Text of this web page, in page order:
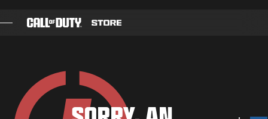
PASE DE BATALLA